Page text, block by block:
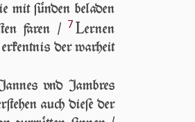
mit ſün­den be­la­den
fa­ren / 7 Ler­nen
der war­heit
vnd Jambres
auch die­ſe der